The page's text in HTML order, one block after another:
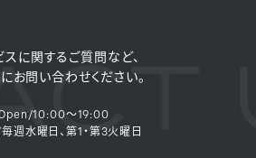
スに関するご質問など、
お問い合わせください。
10:00～19:00
週水曜日、第1・第3火曜日